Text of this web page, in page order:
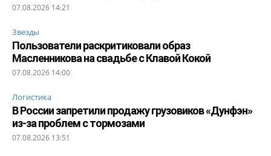
07.08.2026 14:21
Звезды
Пользователи раскритиковали образ
Масленникова на свадьбе с Клавой Кокой
07.08.2026 14:00
Логистика
В России запретили продажу грузовиков «Дунфэн»
из-за проблем с тормозами
07.08.2026 13:51